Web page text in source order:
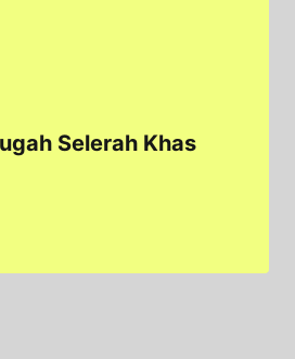
Selerah Khas